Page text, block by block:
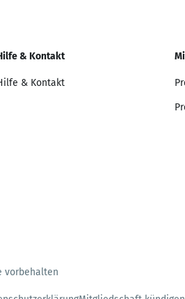
& Kontakt
& Kontakt
vorbehalten